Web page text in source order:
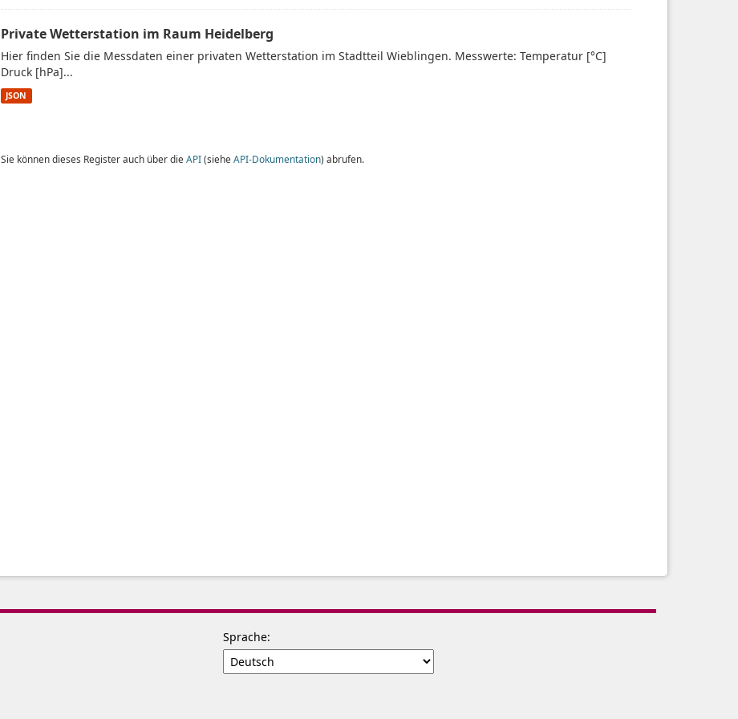
Private Wetterstation im Raum Heidelberg
Hier finden Sie die Messdaten einer privaten Wetterstation im Stadtteil Wieblingen. Messwerte: Temperatur [°C]
Druck [hPa]...
JSON
Sie können dieses Register auch über die API(siehe API-Dokumentation) abrufen.
Sprache